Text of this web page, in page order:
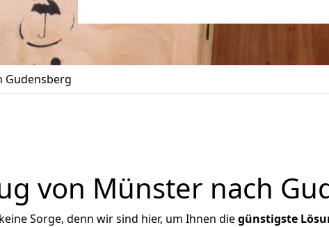
Gudensberg
von Münster nach
Sorge, denn wir sind hier, um Ihnen diegünstigste